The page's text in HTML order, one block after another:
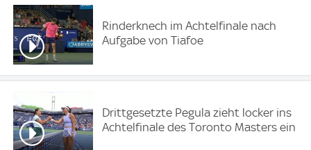
Rinderknech im Achtelfinale nach
Aufgabe von Tiafoe
Drittgesetzte Pegula zieht locker ins
Achtelfinale des Toronto Masters ein